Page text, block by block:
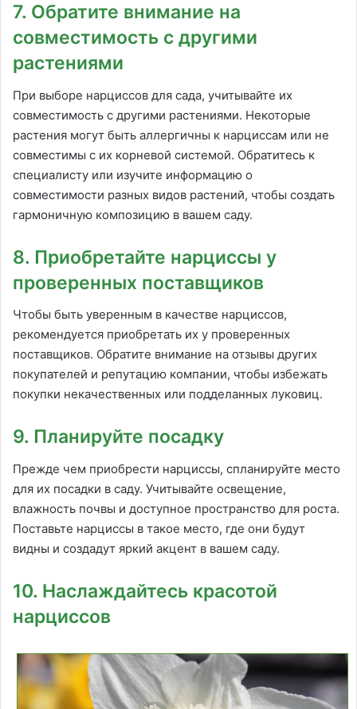
7. Обратите внимание на
совместимость с другими
растениями
При выборе нарциссов для сада, учитывайте их
совместимость с другими растениями. Некоторые
растения могут быть аллергичны к нарциссам или не
совместимы с их корневой системой. Обратитесь к
специалисту или изучите информацию о
совместимости разных видов растений, чтобы создать
гармоничную композицию в вашем саду.
8. Приобретайте нарциссы у
проверенных поставщиков
Чтобы быть уверенным в качестве нарциссов,
рекомендуется приобретать их у проверенных
поставщиков. Обратите внимание на отзывы других
покупателей и репутацию компании, чтобы избежать
покупки некачественных или подделанных луковиц.
9. Планируйте посадку
Прежде чем приобрести нарциссы, спланируйте место
для их посадки в саду. Учитывайте освещение,
влажность почвы и доступное пространство для роста.
Поставьте нарциссы в такое место, где они будут
видны и создадут яркий акцент в вашем саду.
10. Наслаждайтесь красотой
нарциссов